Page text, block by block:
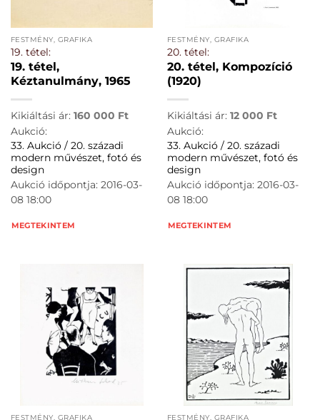
FESTMÉNY, GRAFIKA
19. tétel:
19. tétel,
Kéztanulmány, 1965
Kikiáltási ár: 160 000 Ft
Aukció:
33. Aukció / 20. századi
modern művészet, fotó és
design
Aukció időpontja: 2016-03-
08 18:00
MEGTEKINTEM
FESTMÉNY, GRAFIKA
20. tétel:
20. tétel, Kompozíció
(1920)
Kikiáltási ár: 12 000 Ft
Aukció:
33. Aukció / 20. századi
modern művészet, fotó és
design
Aukció időpontja: 2016-03-
08 18:00
MEGTEKINTEM
FESTMÉNY, GRAFIKA FESTMÉNY, GRAFIKA